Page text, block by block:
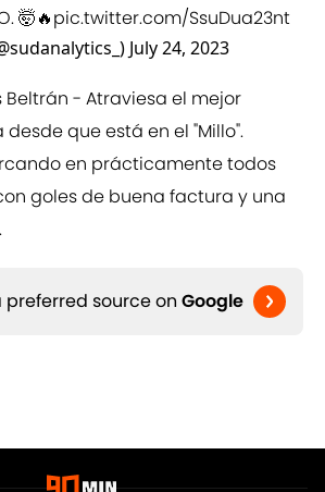
🤯🔥pic.twitter.com/SsuDua23nt
July 24, 2023
Beltrán - Atraviesa el mejor
que está en el "Millo".
en prácticamente todos
goles de buena factura y una
preferred source on Google